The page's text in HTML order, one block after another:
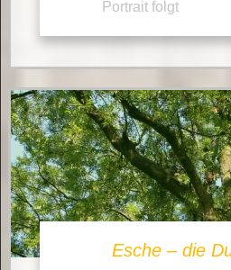
Portrait folgt
Esche – die